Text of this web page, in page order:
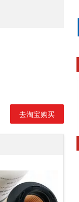
去淘宝购买